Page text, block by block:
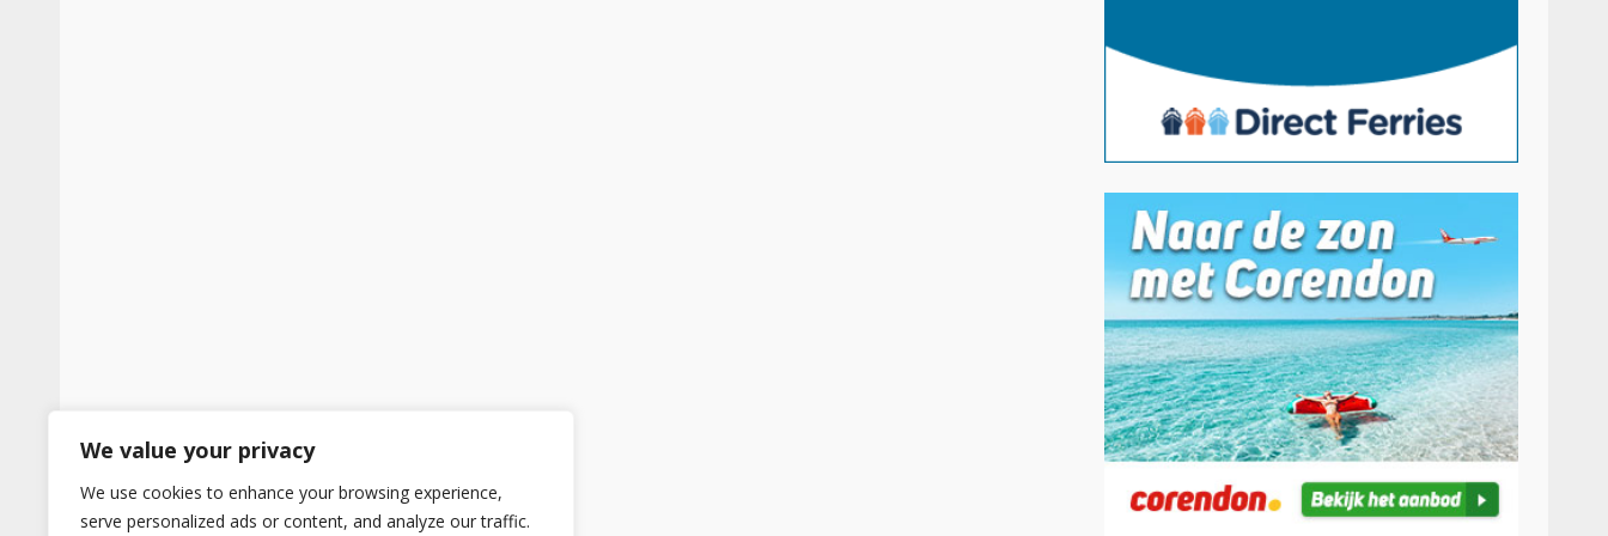
We value your privacy
We use cookies to enhance your browsing experience,
serve personalized ads or content, and analyze our traffic.